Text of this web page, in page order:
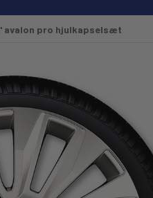
avalon pro hjulkapselsæt